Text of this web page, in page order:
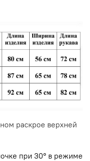
раскрое верхней
при 30º в режиме